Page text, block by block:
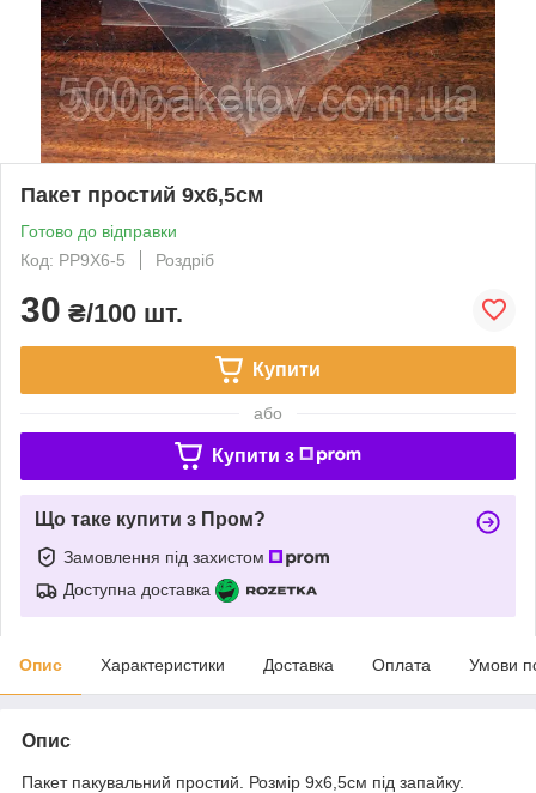
Пакет простий 9x6,5см
Готово до відправки
Код: PP9X6-5
Роздріб
30 ₴/100 шт.
Купити
або
Купити з
Що таке купити з Пром?
Замовлення під захистом
Доступна доставка
Опис Характеристики Доставка Оплата Умови
Опис
Пакет пакувальний простий. Розмір 9х6,5см під запайку.